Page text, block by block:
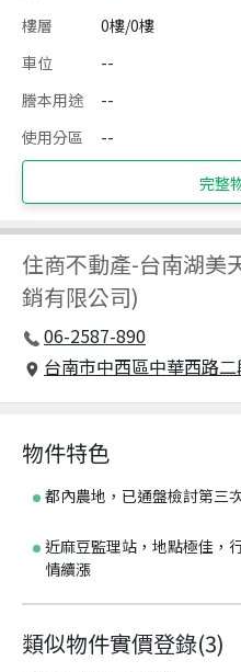
樓層
0樓/0樓
車位
--
謄本用途
--
使用分區
--
完整
住商不動產-台南湖美
銷有限公司)
06-2587-890
台南市中西區中華西路
物件特色
都內農地，已通盤檢討第三
近麻豆監理站，地點極佳，
情續漲
類似物件實價登錄(3)